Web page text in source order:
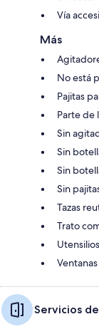
Vía
Más
No está
Pajitas
Parte de
Sin
Sin
Sin
Sin
Tazas
Trato
Servicios